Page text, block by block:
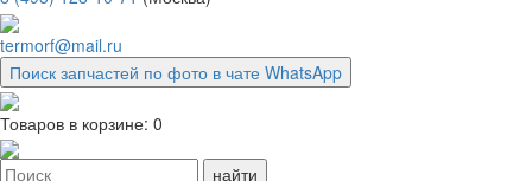
termorf@mail.ru
Поиск запчастей по фото в чате WhatsApp
Товаров в корзине: 0